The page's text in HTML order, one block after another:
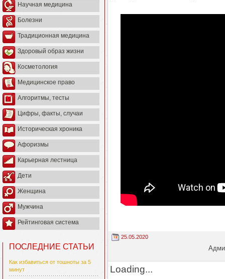
Научная медицина
Болезни
Традиционная медицина
Здоровый образ жизни
Косметология
Медицинское право
Алгоритмы, тесты
Цифры, факты, случаи
Историческая хроника
Афоризмы
Карьерная лестница
Дети
Женщина
Мужчина
Рейтинговая система
ПОСЛЕДНИЕ СТАТЬИ
Как избавиться от тошноты за 5
минут
25.05.2020
Loading...